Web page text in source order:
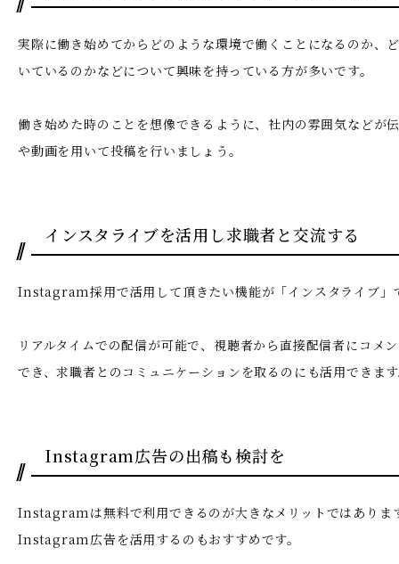
実際に働き始めてからどのような環境で働くことになるのか、
いているのかなどについて興味を持っている方が多いです。
働き始めた時のことを想像できるように、社内の雰囲気などが
や動画を用いて投稿を行いましょう。
インスタライブを活用し求職者と交流する
Instagram採用で活用して頂きたい機能が「インスタライブ」
リアルタイムでの配信が可能で、視聴者から直接配信者にコメ
でき、求職者とのコミュニケーションを取るのにも活用できま
Instagram広告の出稿も検討を
Instagramは無料で利用できるのが大きなメリットではありま
Instagram広告を活用するのもおすすめです。